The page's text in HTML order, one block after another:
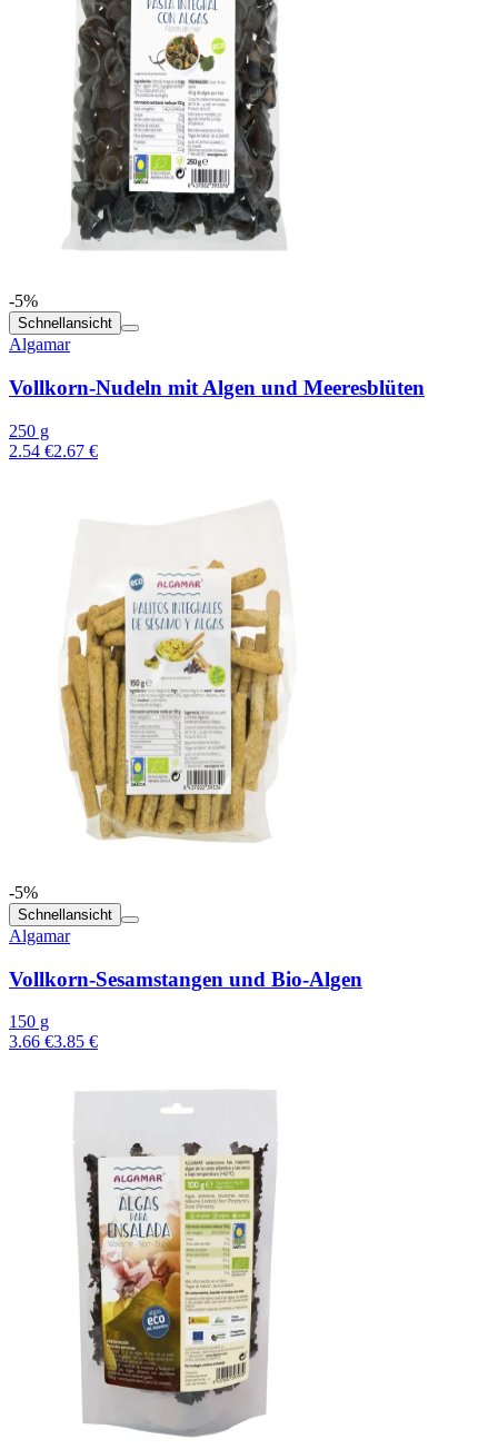
-5%
Schnellansicht
Algamar
Vollkorn-Nudeln mit Algen und Meeresblüten
250 g
2.54 €2.67 €
-5%
Schnellansicht
Algamar
Vollkorn-Sesamstangen und Bio-Algen
150 g
3.66 €3.85 €